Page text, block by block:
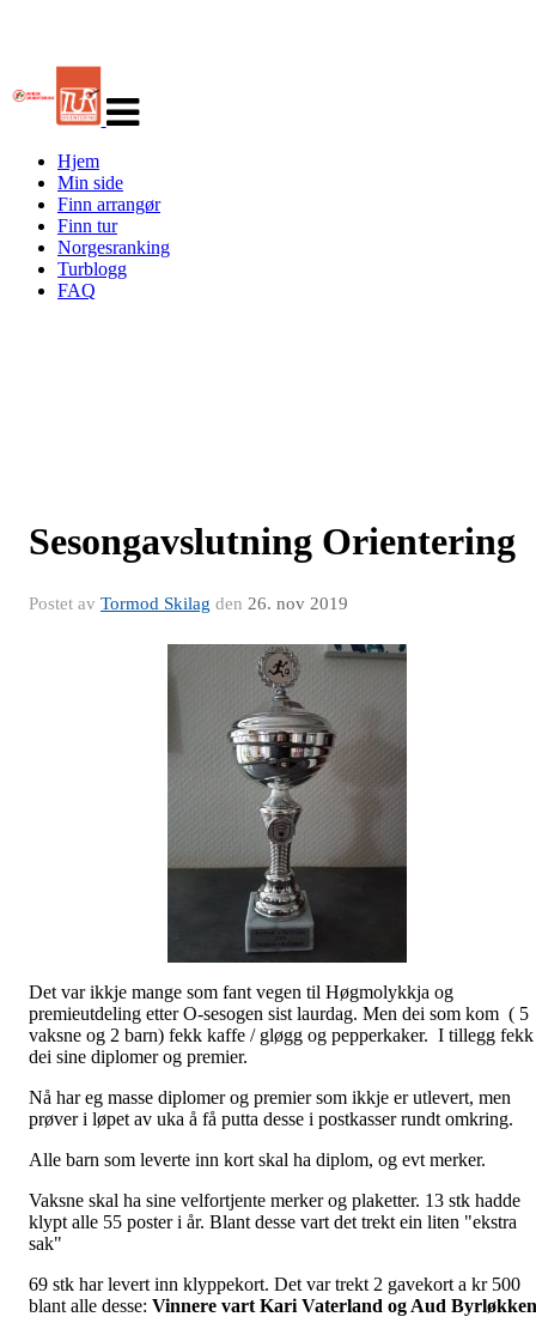
navigasjon
Hjem
Min side
Finn arrangør
Finn tur
Norgesranking
Turblogg
FAQ
Sesongavslutning Orientering
Postet av Tormod Skilag den 26. nov 2019
Det var ikkje mange som fant vegen til Høgmolykkja og
premieutdeling etter O-sesogen sist laurdag. Men dei som kom ( 5
vaksne og 2 barn) fekk kaffe / gløgg og pepperkaker. I tillegg fekk
dei sine diplomer og premier.
Nå har eg masse diplomer og premier som ikkje er utlevert, men
prøver i løpet av uka å få putta desse i postkasser rundt omkring.
Alle barn som leverte inn kort skal ha diplom, og evt merker.
Vaksne skal ha sine velfortjente merker og plaketter. 13 stk hadde
klypt alle 55 poster i år. Blant desse vart det trekt ein liten "ekstra
sak"
69 stk har levert inn klyppekort. Det var trekt 2 gavekort a kr 500
blant alle desse: Vinnere vart Kari Vaterland og Aud Byrløkken